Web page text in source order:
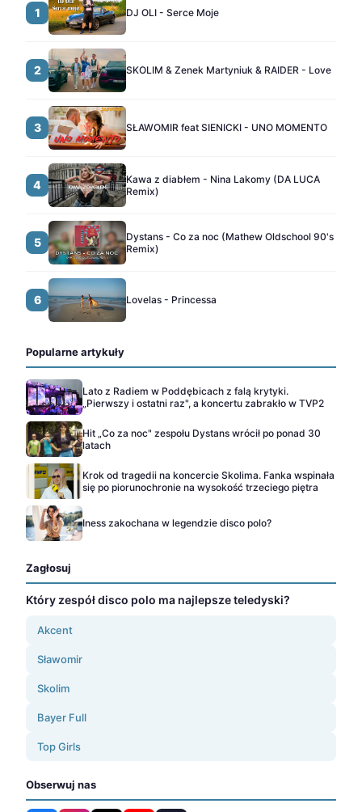
1 DJ OLI - Serce Moje
2 SKOLIM & Zenek Martyniuk & RAIDER - Love
3 SŁAWOMIR feat SIENICKI - UNO MOMENTO
4
Kawa z diabłem - Nina Lakomy (DA LUCA
Remix)
5
Dystans - Co za noc (Mathew Oldschool 90's
Remix)
6 Lovelas - Princessa
Popularne artykuły
Lato z Radiem w Poddębicach z falą krytyki.
„Pierwszy i ostatni raz", a koncertu zabrakło w TVP2
Hit „Co za noc" zespołu Dystans wrócił po ponad 30
latach
Krok od tragedii na koncercie Skolima. Fanka wspinała
się po piorunochronie na wysokość trzeciego piętra
Iness zakochana w legendzie disco polo?
Zagłosuj
Który zespół disco polo ma najlepsze teledyski?
Akcent
Sławomir
Skolim
Bayer Full
Top Girls
Obserwuj nas